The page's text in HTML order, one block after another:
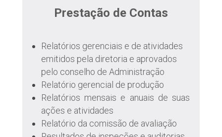
Prestação de Contas
Relatórios gerenciais e de atividades
emitidos pela diretoria e aprovados
pelo conselho de Administração
Relatório gerencial de produção
Relatórios mensais e anuais de suas
ações e atividades
Relatório da comissão de avaliação